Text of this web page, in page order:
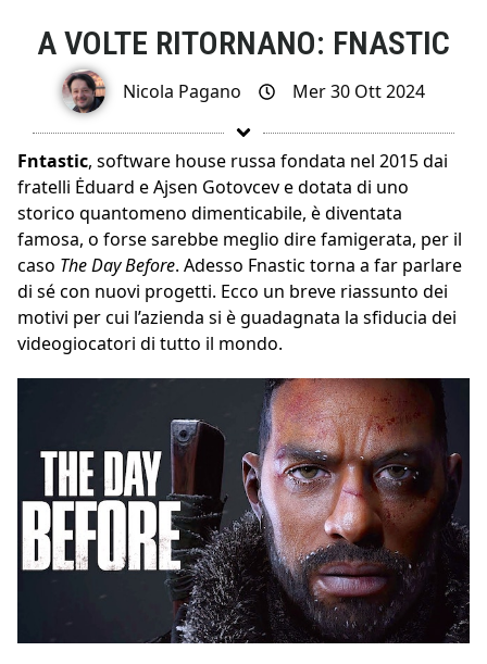
A VOLTE RITORNANO: FNASTIC
Nicola Pagano Mer 30 Ott 2024
Fntastic, software house russa fondata nel 2015 dai
fratelli Ėduard e Ajsen Gotovcev e dotata di uno
storico quantomeno dimenticabile, è diventata
famosa, o forse sarebbe meglio dire famigerata, per il
caso The Day Before. Adesso Fnastic torna a far parlare
di sé con nuovi progetti. Ecco un breve riassunto dei
motivi per cui l’azienda si è guadagnata la sfiducia dei
videogiocatori di tutto il mondo.